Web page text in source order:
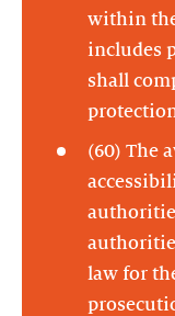
within
includes
shall
(60) The
law for